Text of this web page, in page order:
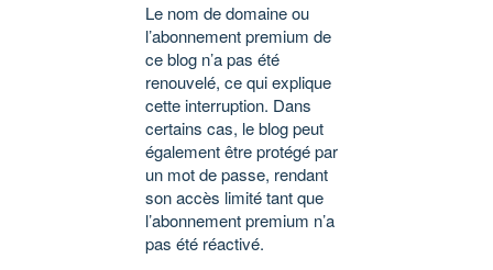
Le nom de domaine ou
l’abonnement premium de
ce blog n’a pas été
renouvelé, ce qui explique
cette interruption. Dans
certains cas, le blog peut
également être protégé par
un mot de passe, rendant
son accès limité tant que
l’abonnement premium n’a
pas été réactivé.